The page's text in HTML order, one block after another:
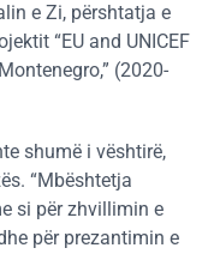
e Zi, përshtatja e
“EU and UNICEF
(2020-
shumë i vështirë,
“Mbështetja
si për zhvillimin e
për prezantimin e